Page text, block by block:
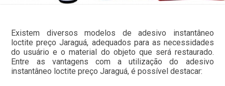
Existem diversos modelos de adesivo instantâneo
loctite preço Jaraguá, adequados para as necessidades
do usuário e o material do objeto que será restaurado.
Entre as vantagens com a utilização do adesivo
instantâneo loctite preço Jaraguá, é possível destacar: